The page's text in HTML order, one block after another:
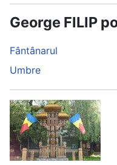
George FILIP
Fântânarul
Umbre